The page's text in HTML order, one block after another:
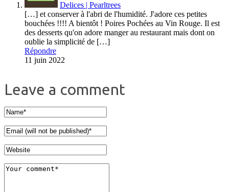
Delices | Pearltrees
[…] et conserver à l'abri de l'humidité. J'adore ces petites
bouchées !!!! A bientôt ! Poires Pochées au Vin Rouge. Il est
des desserts qu'on adore manger au restaurant mais dont on
oublie la simplicité de […]
Répondre
11 juin 2022
Leave a comment